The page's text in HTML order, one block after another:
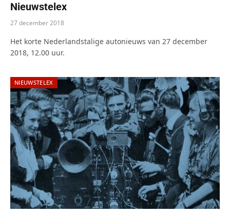
Nieuwstelex
27 december 2018
Het korte Nederlandstalige autonieuws van 27 december
2018, 12.00 uur.
NIEUWSTELEX